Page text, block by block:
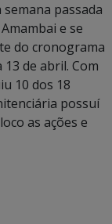
passada
e se
do cronograma
de abril. Com
10 dos 18
possuí
as ações e